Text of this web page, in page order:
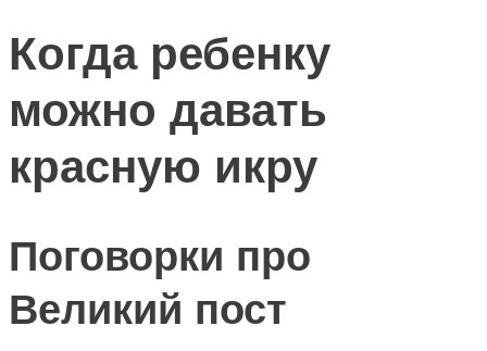
Когда ребенку
можно давать
красную икру
Поговорки про
Великий пост